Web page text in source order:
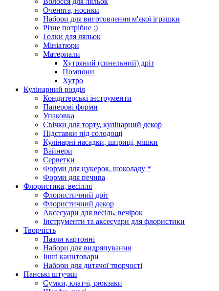
Оченята, носики
Набори для виготовлення м'якої іграшки
Різне потрібне :)
Голки для ляльок
Мініатюри
Материали
Хутряний (синельний) дріт
Помпони
Хутро
Кулінарний розділ
Кондитерські інструменти
Паперові форми
Упаковка
Свічки для торту, кулінарний декор
Підставки під солодощі
Кулінарні насадки, шприці, мішки
Вайнери
Серветки
Форми для цукерок, шоколаду *
Форми для печива
Флористика, весілля
Флористичний дріт
Флористичний декор
Аксесуари для весіль, вечірок
Інструменти та аксесуари для флористики
Творчість
Пазли картонні
Набори для видряпування
Інші канцтовари
Набори для дитячої творчості
Панські штучки
Сумки, клатчі, рюкзаки